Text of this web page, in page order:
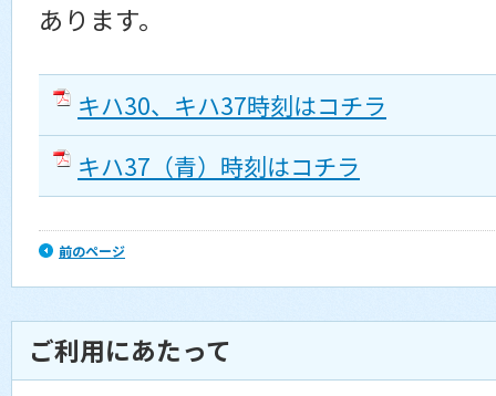
あります。
キハ30、キハ37時刻はコチラ
キハ37（青）時刻はコチラ
前のページ
ご利用にあたって